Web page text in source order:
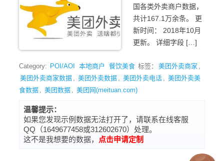
国各类外卖商户数据，
共计167.1万余条。 更
新时间： 2018年10月
更新。 详细字段 […]
Category: POI/AOI 本地商户 餐饮美食 标签： 美团外卖商家 ,
美团外卖商家数据 , 美团外卖数据 , 美团外卖电话 , 美团外卖美
食数据 , 美团数据 , 美团网(meituan.com)
温馨提示：
如果您发现示例数据无法打开了，请联系在线客服
QQ（1649677458或312602670）处理。
这不是我想要的数据，
点击申请定制